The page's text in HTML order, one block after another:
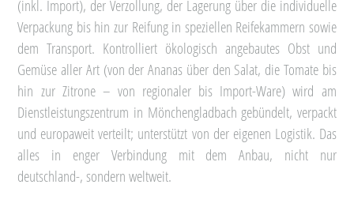
(inkl. Import), der Verzollung, der Lagerung über die individuelle
Verpackung bis hin zur Reifung in speziellen Reifekammern sowie
dem Transport. Kontrolliert ökologisch angebautes Obst und
Gemüse aller Art (von der Ananas über den Salat, die Tomate bis
hin zur Zitrone – von regionaler bis Import-Ware) wird am
Dienstleistungszentrum in Mönchengladbach gebündelt, verpackt
und europaweit verteilt; unterstützt von der eigenen Logistik. Das
alles in enger Verbindung mit dem Anbau, nicht nur
deutschland-, sondern weltweit.